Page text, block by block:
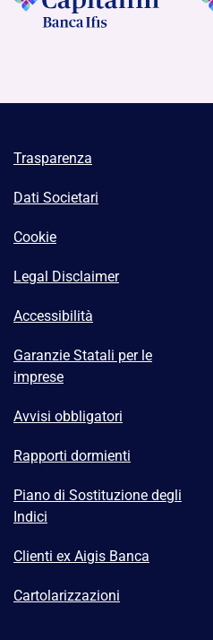
Trasparenza
Dati Societari
Cookie
Legal Disclaimer
Accessibilità
Garanzie Statali per le
imprese
Avvisi obbligatori
Rapporti dormienti
Piano di Sostituzione degli
Indici
Clienti ex Aigis Banca
Cartolarizzazioni